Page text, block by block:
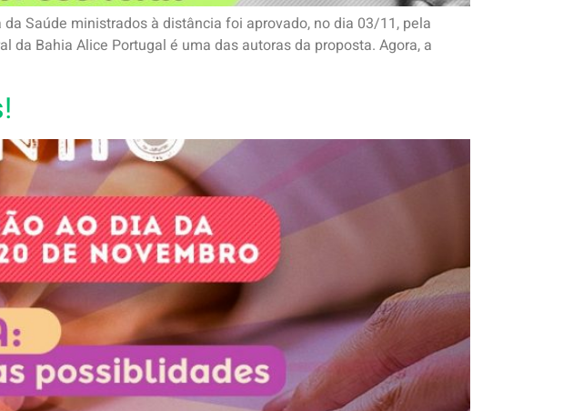
Saúde ministrados à distância foi aprovado, no dia 03/11, pela
Bahia Alice Portugal é uma das autoras da proposta. Agora, a